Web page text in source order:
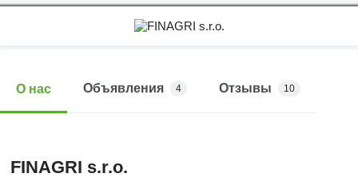
О нас Объявления 4 Отзывы 10
FINAGRI s.r.o.